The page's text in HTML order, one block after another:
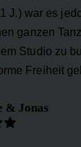
J.) war es
ganzen
Studio zu
Freiheit
& Jonas